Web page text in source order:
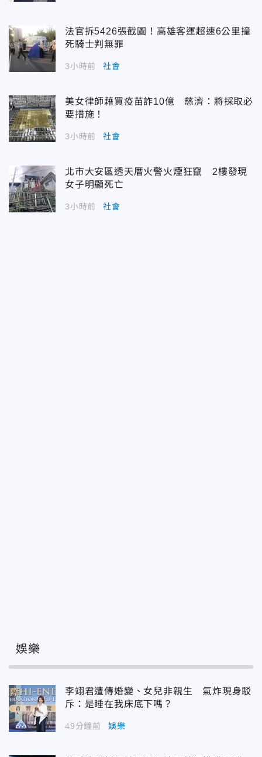
法官拆5426張截圖！高雄客運超速6公里撞
死騎士判無罪
3小時前 社會
美女律師藉買疫苗詐10億 慈濟：將採取必
要措施！
3小時前 社會
北市大安區透天厝火警火煙狂竄 2樓發現
女子明顯死亡
3小時前 社會
娛樂
李翊君遭傳婚變、女兒非親生 氣炸現身駁
斥：是睡在我床底下嗎？
49分鐘前 娛樂